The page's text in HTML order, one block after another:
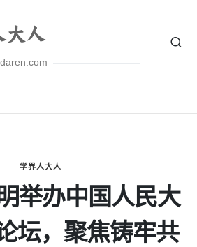
学界人大人
举办中国人民大
坛，聚焦铸牢共